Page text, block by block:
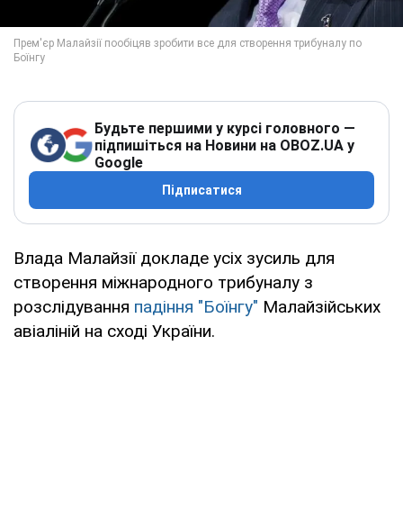
Будьте першими у курсі головного —
підпишіться на Новини на OBOZ.UA у
Google
Підписатися
Влада Малайзії докладе усіх зусиль для
створення міжнародного трибуналу з
розслідування падіння "Боїнгу" Малайзійських
авіаліній на сході України.